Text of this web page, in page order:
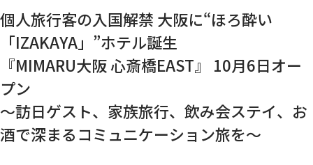
個人旅行客の入国解禁 大阪に“ほろ酔い
「IZAKAYA」”ホテル誕生
『MIMARU大阪 心斎橋EAST』 10月6日オー
プン
～訪日ゲスト、家族旅行、飲み会ステイ、お
酒で深まるコミュニケーション旅を～